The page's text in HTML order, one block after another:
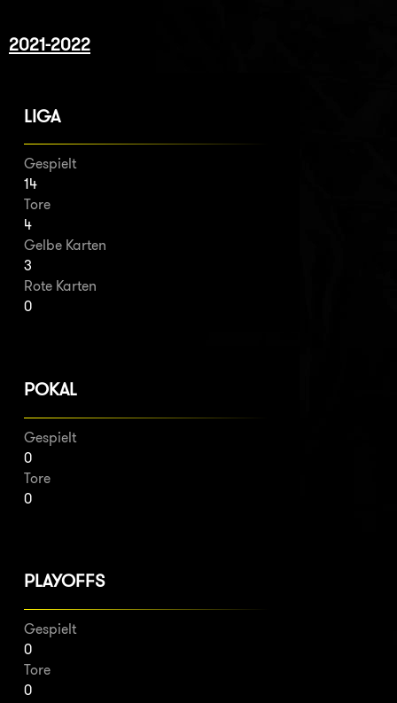
2021-2022
LIGA
Gespielt
14
Tore
4
Gelbe Karten
3
Rote Karten
0
POKAL
Gespielt
0
Tore
0
PLAYOFFS
Gespielt
0
Tore
0